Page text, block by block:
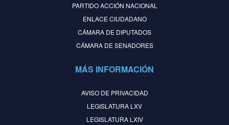
PARTIDO ACCIÓN NACIONAL
ENLACE CIUDADANO
CÁMARA DE DIPUTADOS
CÁMARA DE SENADORES
MÁS INFORMACIÓN
AVISO DE PRIVACIDAD
LEGISLATURA LXV
LEGISLATURA LXIV